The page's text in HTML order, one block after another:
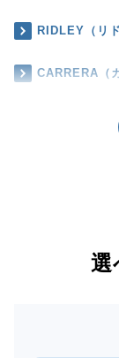
RIDLEY（リ
CARRERA（
選